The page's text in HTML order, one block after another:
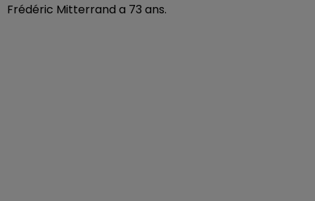
Frédéric Mitterrand a 73 ans.